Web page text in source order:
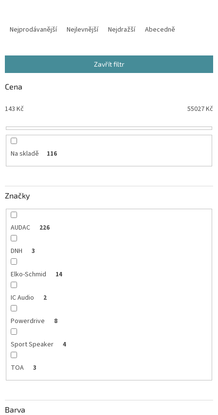
í
p
r
d
u
k
Nejprodávanější Nejlevnější Nejdražší Abecedně
Zavřít filtr
Cena
143 Kč 55027Kč
Na skladě 116
Značky
AUDAC 226
DNH 3
Elko-Schmid 14
IC Audio 2
Powerdrive 8
Sport Speaker 4
TOA 3
Barva